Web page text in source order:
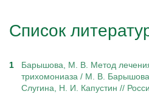
Список
Барышова, М. В. Метод
трихомониаза / М. В.
Слугина, Н. И. Капустин //